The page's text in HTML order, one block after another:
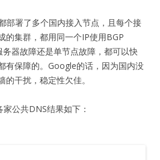
部署了多个国内接入节点，且每个接
的集群，都用同一个IP使用BGP
器故障还是单节点故障，都可以快
有保障的。Google的话，因为国内没
干扰，稳定性欠佳。
公共DNS结果如下：